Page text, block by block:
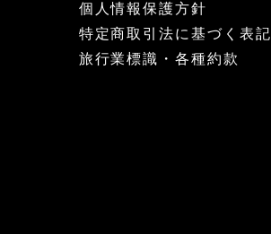
個人情報保護方針
特定商取引法に基づく表記
旅行業標識・各種約款